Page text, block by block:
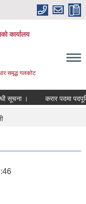
कार्यालय
समृद्ध गलकोट
सूचना । करार पदमा